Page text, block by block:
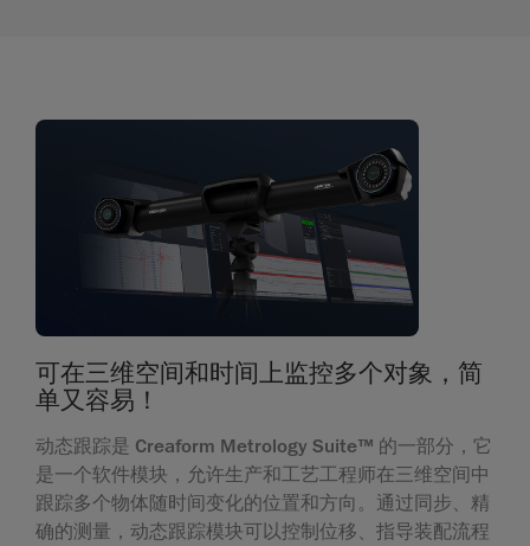
可在三维空间和时间上监控多个对象，简
单又容易！
动态跟踪是 Creaform Metrology Suite™ 的一部分，它
是一个软件模块，允许生产和工艺工程师在三维空间中
跟踪多个物体随时间变化的位置和方向。通过同步、精
确的测量，动态跟踪模块可以控制位移、指导装配流程